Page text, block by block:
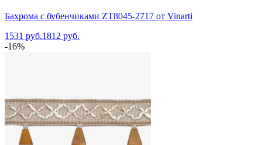
Бахрома с бубенчиками ZT8045-2717 от Vinarti
1531 руб.1812 руб.
-16%